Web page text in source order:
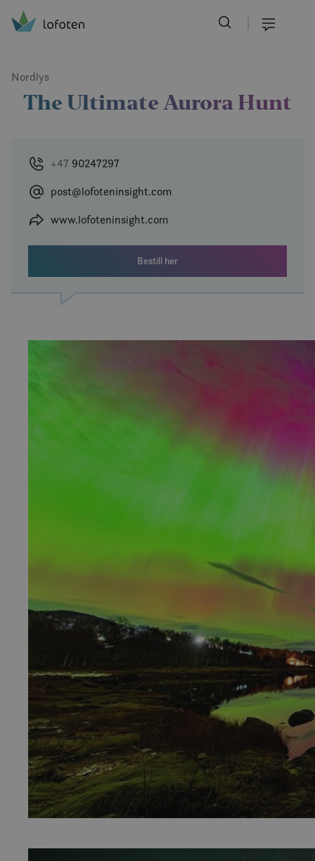
Nordlys
The Ultimate Aurora Hunt
+47 90247297
post@lofoteninsight.com
www.lofoteninsight.com
Bestill her